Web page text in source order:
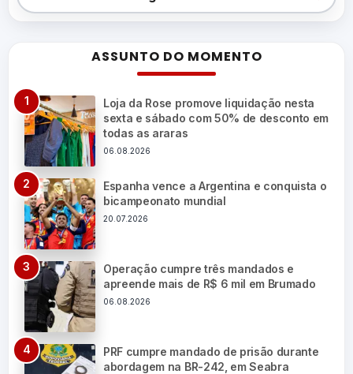
ASSUNTO DO MOMENTO
Loja da Rose promove liquidação nesta
sexta e sábado com 50% de desconto em
todas as araras
06.08.2026
Espanha vence a Argentina e conquista o
bicampeonato mundial
20.07.2026
Operação cumpre três mandados e
apreende mais de R$ 6 mil em Brumado
06.08.2026
PRF cumpre mandado de prisão durante
abordagem na BR-242, em Seabra